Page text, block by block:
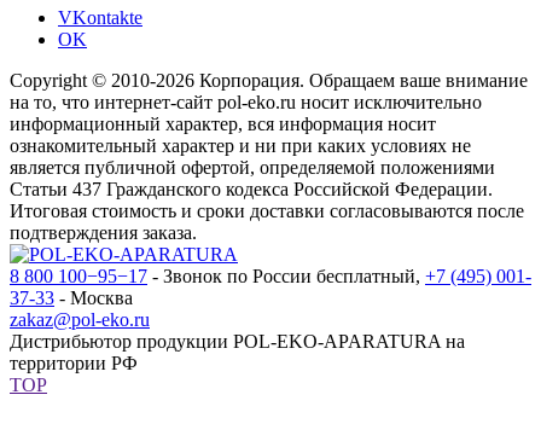
VKontakte
OK
Copyright © 2010-2026 Корпорация. Обращаем ваше внимание
на то, что интернет-сайт pol-eko.ru носит исключительно
информационный характер, вся информация носит
ознакомительный характер и ни при каких условиях не
является публичной офертой, определяемой положениями
Статьи 437 Гражданского кодекса Российской Федерации.
Итоговая стоимость и сроки доставки согласовываются после
подтверждения заказа.
8 800 100−95−17 - Звонок по России бесплатный, +7 (495) 001-
37-33 - Москва
zakaz@pol-eko.ru
Дистрибьютор продукции POL-EKO-APARATURA на
территории РФ
TOP